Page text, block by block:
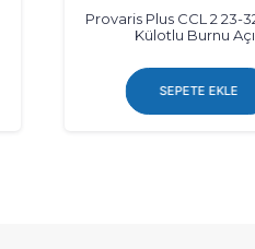
Provaris Plus CCL 2 23-
Külotlu Burnu
SEPETE EKLE